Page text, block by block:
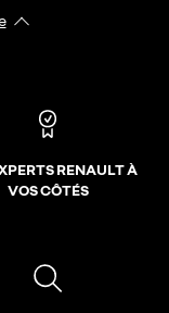
RENAULT À
VOS CÔTÉS